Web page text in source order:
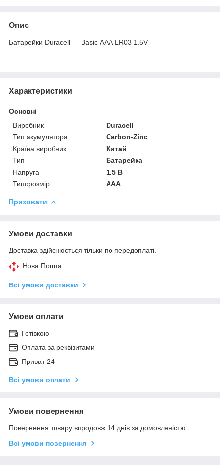
Опис
Батарейки Duracell — Basic ААА LR03 1.5V
Характеристики
Основні
Виробник
Duracell
Тип акумулятора
Carbon-Zinc
Країна виробник
Китай
Тип
Батарейка
Напруга
1.5 В
Типорозмір
AAA
Приховати
Умови доставки
Доставка здійснюється тільки по передоплаті.
Нова Пошта
Всі умови доставки
Умови оплати
Готівкою
Оплата за реквізитами
Приват 24
Всі умови оплати
Умови повернення
Повернення товару впродовж 14 днів за домовленістю
Всі умови повернення